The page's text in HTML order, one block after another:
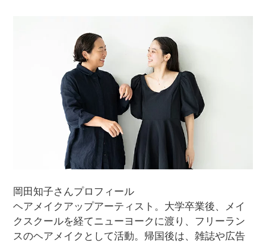
岡田知子さんプロフィール
ヘアメイクアップアーティスト。大学卒業後、メイ
クスクールを経てニューヨークに渡り、フリーラン
スのヘアメイクとして活動。帰国後は、雑誌や広告